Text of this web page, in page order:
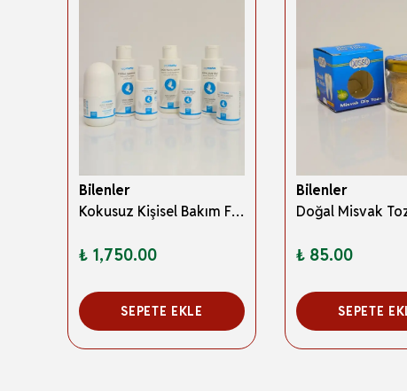
Bilenler
Kokusuz Kişisel Bakım Full Set – El ve Güneş Kremi, Vücut Losyonu, Şampuan, Duş Jeli, Sıvı Sabun, Deodorant (Hac & Umre Uyumlu)
₺ 1,750.00
SEPETE EKLE
Bilenler
₺ 85.00
SEPETE